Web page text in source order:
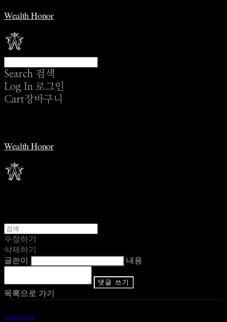
Wealth Honor
Search 검색
Log In 로그인
Cart장바구니
Wealth Honor
수정하기
삭제하기
글쓴이
내용
댓글 쓰기
목록으로 가기
Terms of Use